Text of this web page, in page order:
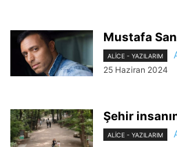
Mustafa
ALİCE - YAZILARIM
25 Haziran 2024
Şehir
ALİCE - YAZILARIM